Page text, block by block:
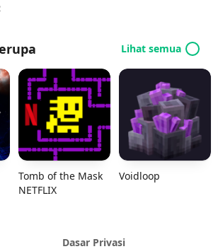
Lihat semua
Tomb of the Mask
NETFLIX
Voidloop
Dasar Privasi